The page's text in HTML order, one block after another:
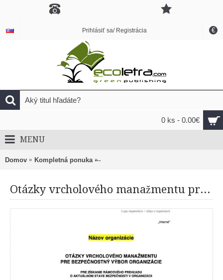
€
Prihlásiť sa/ Registrácia
0 ks - 0.00€
MENU
Domov Kompletná ponuka Otázky vrcholového manažmentu pre
Otázky vrcholového manažmentu pre bezpečnostný výbor organizácie